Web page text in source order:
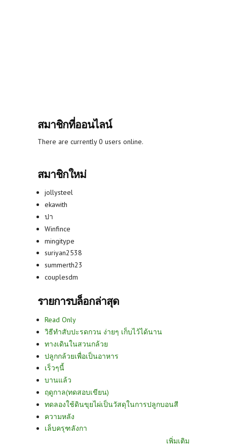
สมาชิกที่ออนไลน์
There are currently 0 users online.
สมาชิกใหม่
jollysteel
ekawith
ปา
Winfince
mingitype
suriyan2538
summerth23
couplesdm
รายการบล็อกล่าสุด
Read Only
วิธีทำสับปะรดกวน ง่ายๆ เก็บไว้ได้นาน
ทางเดินในสวนกล้วย
ปลูกกล้วยเพื่อเป็นอาหาร
เร็วๆนี้
บานแล้ว
ฤดูกาล(ทดสอบเขียน)
ทดลองใช้ดินขุยไผ่เป็นวัสดุในการปลูกบอนสี
ความหลัง
เล็บครุฑลังกา
เพิ่มเติม